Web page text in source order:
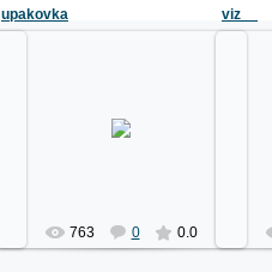
upakovka
продукции Бирюлевского
763 0 0.0
viz__